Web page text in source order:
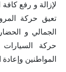
لإزالة و رفع كافة
تعيق حركة
الجمالي و
حركة السيارات
المواطنين